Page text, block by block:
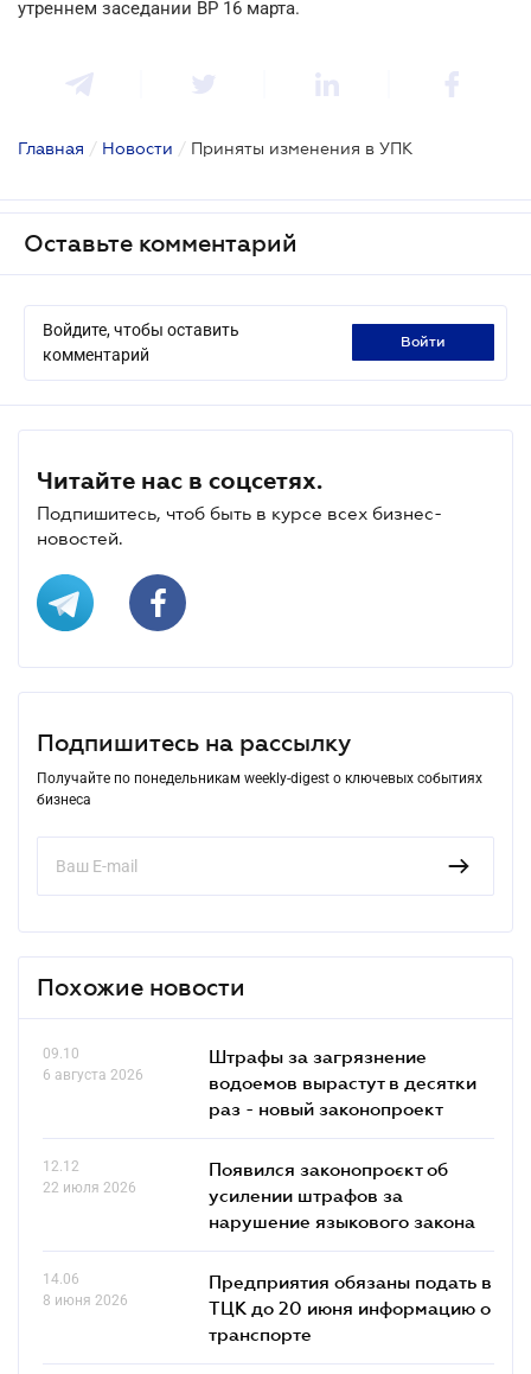
утреннем заседании ВР 16 марта.
Главная / Новости / Приняты изменения в УПК
Оставьте комментарий
Войдите, чтобы оставить
комментарий
войти
Читайте нас в соцсетях.
Подпишитесь, чтоб быть в курсе всех бизнес-
новостей.
Подпишитесь на рассылку
Получайте по понедельникам weekly-digest о ключевых событиях
бизнеса
Похожие новости
09.10
6 августа 2026
Штрафы за загрязнение
водоемов вырастут в десятки
раз - новый законопроект
12.12
22 июля 2026
Появился законопроєкт об
усилении штрафов за
нарушение языкового закона
14.06
8 июня 2026
Предприятия обязаны подать в
ТЦК до 20 июня информацию о
транспорте